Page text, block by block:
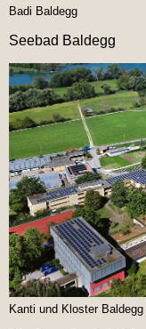
Badi Baldegg
Seebad Baldegg
Kanti und Kloster Baldegg